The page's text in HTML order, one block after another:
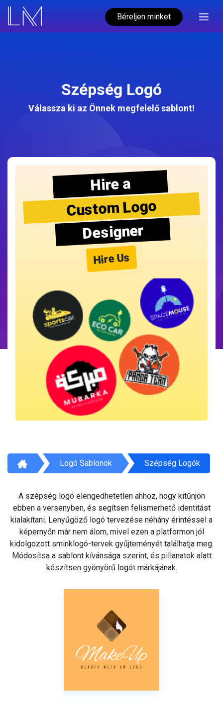
Béreljen minket
Szépség Logó
Válassza ki az Önnek megfelelő sablont!
Hire a
Custom Logo
Designer
Hire Us
Logó Sablonok Szépség Logók
A szépség logó elengedhetetlen ahhoz, hogy kitűnjön
ebben a versenyben, és segítsen felismerhető identitást
kialakítani. Lenyűgöző logó tervezése néhány érintéssel a
képernyőn már nem álom, mivel ezen a platformon jól
kidolgozott sminklogó-tervek gyűjteményét találhatja meg.
Módosítsa a sablont kívánsága szerint, és pillanatok alatt
készítsen gyönyörű logót márkájának.